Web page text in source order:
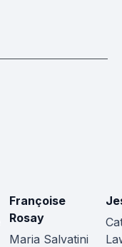
Françoise
Rosay
Maria Salvatini